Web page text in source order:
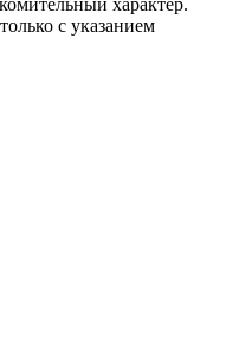
характер.
с указанием